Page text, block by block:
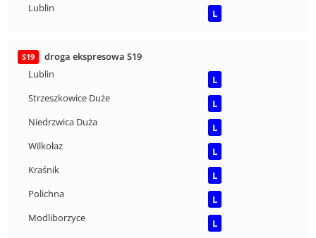
Lublin
L
S19
droga ekspresowa S19
Lublin
L
Strzeszkowice Duże
L
Niedrzwica Duża
L
Wilkołaz
L
Kraśnik
L
Polichna
L
Modliborzyce
L